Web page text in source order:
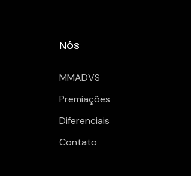
Nós
MMADVS
Premiações
Diferenciais
Contato